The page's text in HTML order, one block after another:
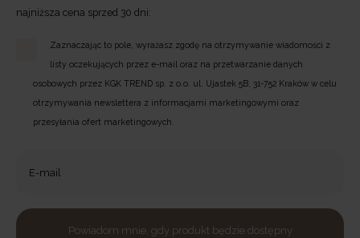
najniższa cena sprzed 30 dni:
Zaznaczając to pole, wyrażasz zgodę na otrzymywanie wiadomości z
listy oczekujących przez e-mail oraz na przetwarzanie danych
osobowych przez KGK TREND sp. z o.o. ul. Ujastek 5B, 31-752 Kraków w celu
otrzymywania newslettera z informacjami marketingowymi oraz
przesyłania ofert marketingowych.
Powiadom mnie, gdy produkt będzie dostępny